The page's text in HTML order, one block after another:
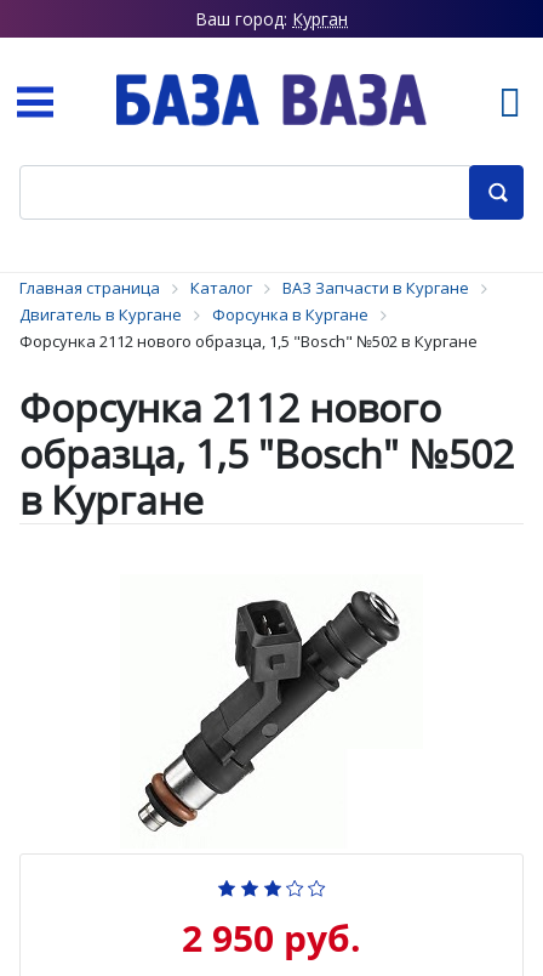
Ваш город: Курган
Главная страница Каталог
ВАЗ Запчасти в Кургане
Двигатель в Кургане
Форсунка в Кургане
Форсунка 2112 нового образца, 1,5 "Bosch" №502 в Кургане
Форсунка 2112 нового
образца, 1,5 "Bosch" №502
в Кургане
2 950 руб.